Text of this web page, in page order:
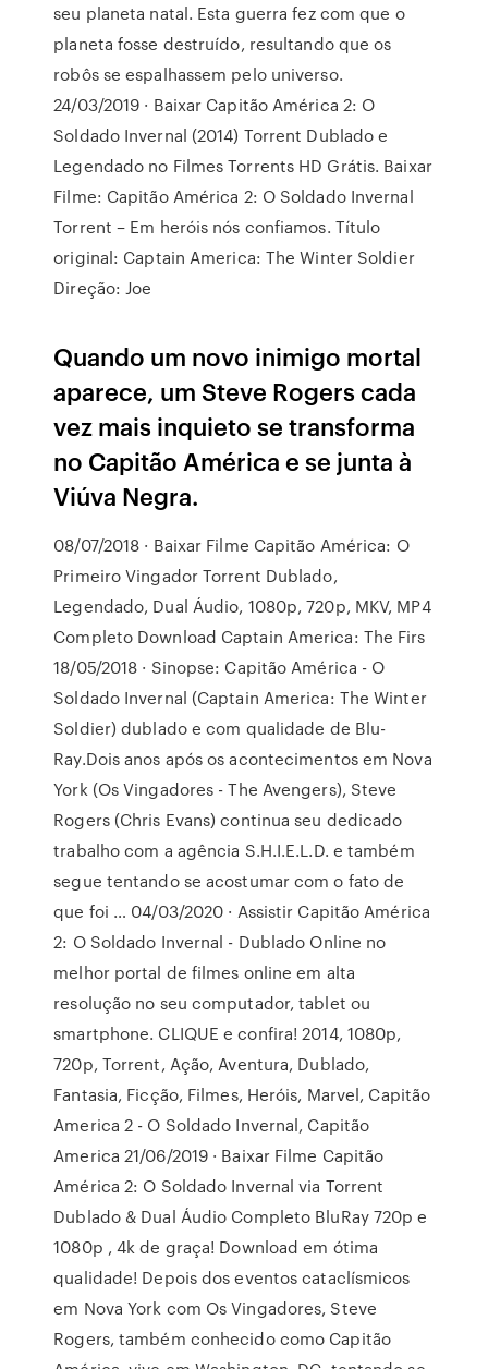
seu planeta natal. Esta guerra fez com que o
planeta fosse destruído, resultando que os
robôs se espalhassem pelo universo.
24/03/2019 · Baixar Capitão América 2: O
Soldado Invernal (2014) Torrent Dublado e
Legendado no Filmes Torrents HD Grátis. Baixar
Filme: Capitão América 2: O Soldado Invernal
Torrent – Em heróis nós confiamos. Título
original: Captain America: The Winter Soldier
Direção: Joe
Quando um novo inimigo mortal
aparece, um Steve Rogers cada
vez mais inquieto se transforma
no Capitão América e se junta à
Viúva Negra.
08/07/2018 · Baixar Filme Capitão América: O
Primeiro Vingador Torrent Dublado,
Legendado, Dual Áudio, 1080p, 720p, MKV, MP4
Completo Download Captain America: The Firs
18/05/2018 · Sinopse: Capitão América - O
Soldado Invernal (Captain America: The Winter
Soldier) dublado e com qualidade de Blu-
Ray.Dois anos após os acontecimentos em Nova
York (Os Vingadores - The Avengers), Steve
Rogers (Chris Evans) continua seu dedicado
trabalho com a agência S.H.I.E.L.D. e também
segue tentando se acostumar com o fato de
que foi … 04/03/2020 · Assistir Capitão América
2: O Soldado Invernal - Dublado Online no
melhor portal de filmes online em alta
resolução no seu computador, tablet ou
smartphone. CLIQUE e confira! 2014, 1080p,
720p, Torrent, Ação, Aventura, Dublado,
Fantasia, Ficção, Filmes, Heróis, Marvel, Capitão
America 2 - O Soldado Invernal, Capitão
America 21/06/2019 · Baixar Filme Capitão
América 2: O Soldado Invernal via Torrent
Dublado & Dual Áudio Completo BluRay 720p e
1080p , 4k de graça! Download em ótima
qualidade! Depois dos eventos cataclísmicos
em Nova York com Os Vingadores, Steve
Rogers, também conhecido como Capitão